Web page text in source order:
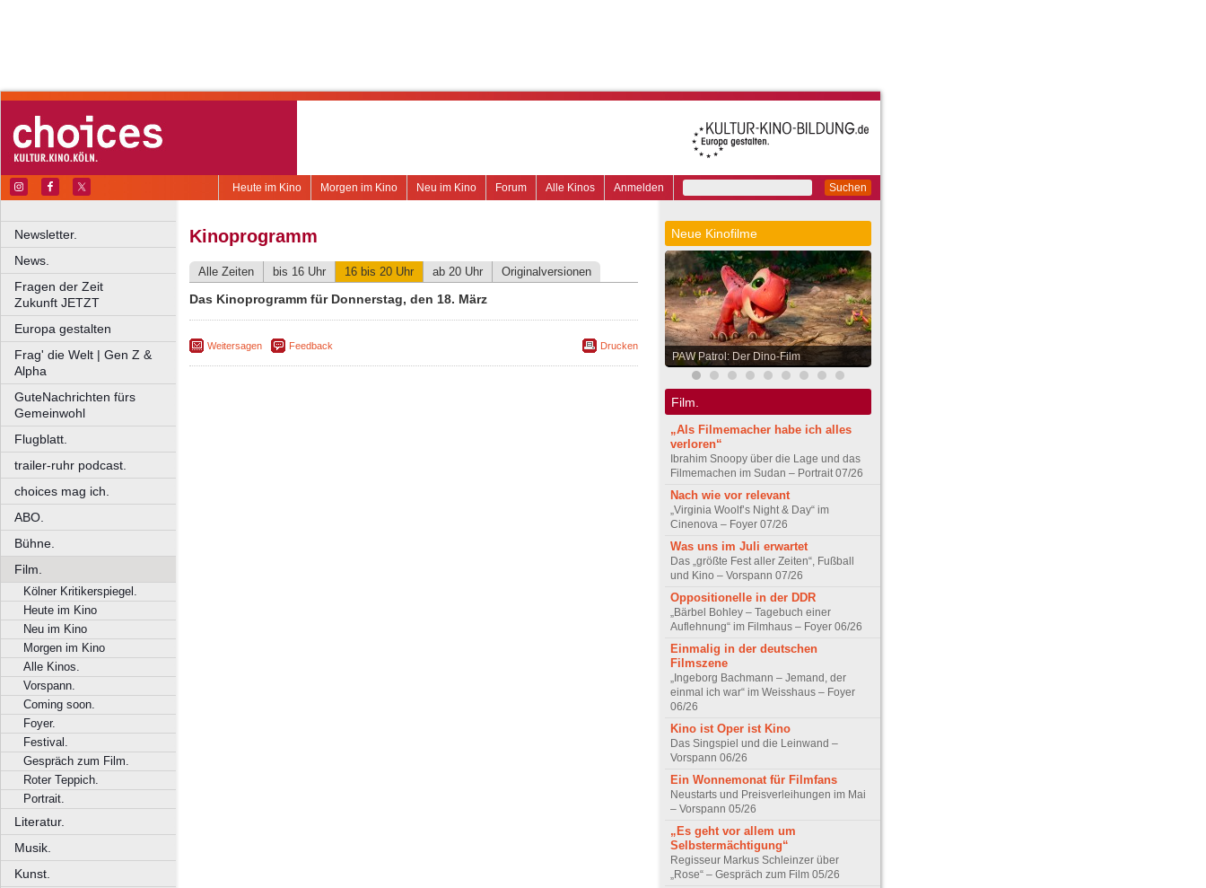
Suchen
Anmelden
Alle Kinos
Forum
Neu im Kino
Morgen im Kino
Heute im Kino
Newsletter.
News.
Fragen der Zeit
Zukunft JETZT
Europa gestalten
Frag' die Welt | Gen Z &
Alpha
GuteNachrichten fürs
Gemeinwohl
Flugblatt.
trailer-ruhr podcast.
choices mag ich.
ABO.
Bühne.
Film.
Kölner Kritikerspiegel.
Heute im Kino
Neu im Kino
Morgen im Kino
Alle Kinos.
Vorspann.
Coming soon.
Foyer.
Festival.
Gespräch zum Film.
Roter Teppich.
Portrait.
Literatur.
Musik.
Kunst.
Kinoprogramm
Alle Zeiten bis 16 Uhr 16 bis 20 Uhr ab 20 Uhr Originalversionen
Das Kinoprogramm für Donnerstag, den 18. März
Weitersagen Feedback Drucken
Neue Kinofilme
PAW Patrol: Der Dino-Film
Film.
„Als Filmemacher habe ich alles
verloren“
Ibrahim Snoopy über die Lage und das
Filmemachen im Sudan – Portrait 07/26
Nach wie vor relevant
„Virginia Woolf’s Night & Day“ im
Cinenova – Foyer 07/26
Was uns im Juli erwartet
Das „größte Fest aller Zeiten“, Fußball
und Kino – Vorspann 07/26
Oppositionelle in der DDR
„Bärbel Bohley – Tagebuch einer
Auflehnung“ im Filmhaus – Foyer 06/26
Einmalig in der deutschen
Filmszene
„Ingeborg Bachmann – Jemand, der
einmal ich war“ im Weisshaus – Foyer
06/26
Kino ist Oper ist Kino
Das Singspiel und die Leinwand –
Vorspann 06/26
Ein Wonnemonat für Filmfans
Neustarts und Preisverleihungen im Mai
– Vorspann 05/26
„Es geht vor allem um
Selbstermächtigung“
Regisseur Markus Schleinzer über
„Rose“ – Gespräch zum Film 05/26